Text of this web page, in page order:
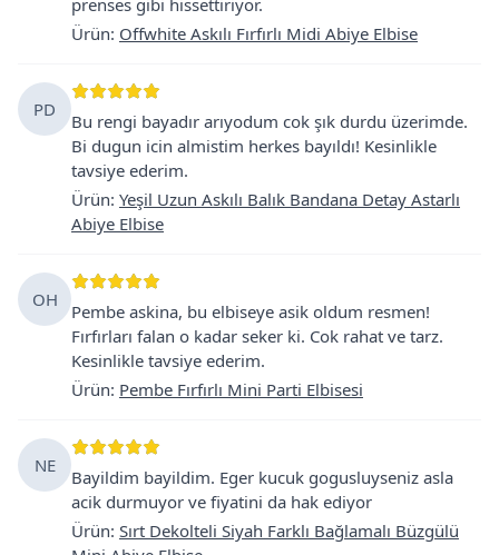
Ürün: Offwhite Askılı Fırfırlı Midi Abiye Elbise
PD
Bu rengi bayadır arıyodum cok şık durdu üzerimde.
Bi dugun icin almistim herkes bayıldı! Kesinlikle
tavsiye ederim.
Ürün: Yeşil Uzun Askılı Balık Bandana Detay Astarlı
Abiye Elbise
OH
Pembe askina, bu elbiseye asik oldum resmen!
Fırfırları falan o kadar seker ki. Cok rahat ve tarz.
Kesinlikle tavsiye ederim.
Ürün: Pembe Fırfırlı Mini Parti Elbisesi
NE
Bayildim bayildim. Eger kucuk gogusluyseniz asla
acik durmuyor ve fiyatini da hak ediyor
Ürün: Sırt Dekolteli Siyah Farklı Bağlamalı Büzgülü